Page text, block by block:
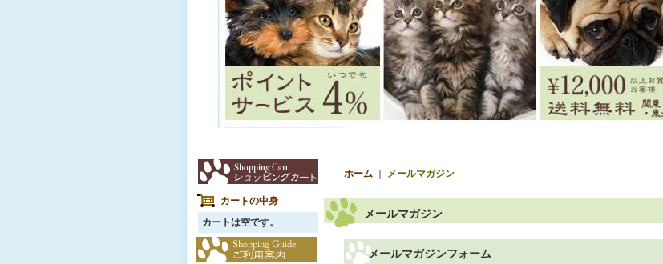
カートの中身
カートは空です。
ホーム メールマガジン
メールマガジン
メールマガジンフォーム